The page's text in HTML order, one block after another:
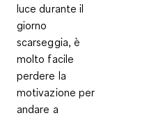
luce durante il
giorno
scarseggia, è
molto facile
perdere la
motivazione per
andare a